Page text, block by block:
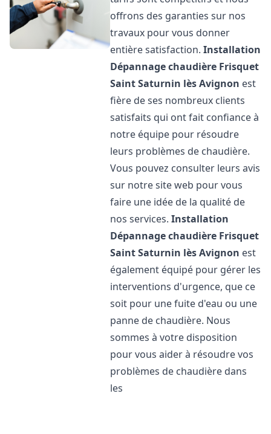
offrons des garanties sur nos
travaux pour vous donner
entière satisfaction.Installation
Dépannage chaudière Frisquet
Saint Saturnin lès Avignon est
fière de ses nombreux clients
satisfaits qui ont fait confiance à
notre équipe pour résoudre
leurs problèmes de chaudière.
Vous pouvez consulter leurs avis
sur notre site web pour vous
faire une idée de la qualité de
nos services.Installation
Dépannage chaudière Frisquet
Saint Saturnin lès Avignon est
également équipé pour gérer les
interventions d'urgence, que ce
soit pour une fuite d'eau ou une
panne de chaudière. Nous
sommes à votre disposition
pour vous aider à résoudre vos
problèmes de chaudière dans
les